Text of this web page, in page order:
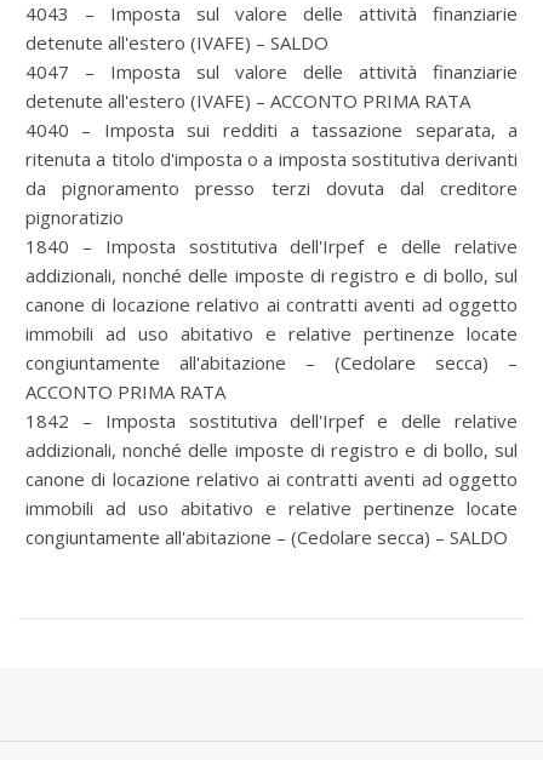
4043 – Imposta sul valore delle attività finanziarie
detenute all'estero (IVAFE) – SALDO
4047 – Imposta sul valore delle attività finanziarie
detenute all'estero (IVAFE) – ACCONTO PRIMA RATA
4040 – Imposta sui redditi a tassazione separata, a
ritenuta a titolo d'imposta o a imposta sostitutiva derivanti
da pignoramento presso terzi dovuta dal creditore
pignoratizio
1840 – Imposta sostitutiva dell'Irpef e delle relative
addizionali, nonché delle imposte di registro e di bollo, sul
canone di locazione relativo ai contratti aventi ad oggetto
immobili ad uso abitativo e relative pertinenze locate
congiuntamente all'abitazione – (Cedolare secca) –
ACCONTO PRIMA RATA
1842 – Imposta sostitutiva dell'Irpef e delle relative
addizionali, nonché delle imposte di registro e di bollo, sul
canone di locazione relativo ai contratti aventi ad oggetto
immobili ad uso abitativo e relative pertinenze locate
congiuntamente all'abitazione – (Cedolare secca) – SALDO